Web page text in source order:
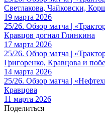
Светлакова, Чайковски,
19 марта 2026
25/26. Обзор матча |
Кравцов догнал Глинкина
17 марта 2026
25/26. Обзор матча |
Григоренко, Кравцова и
14 марта 2026
25/26. Обзор матча |
Кравцова
11 марта 2026
Поделиться